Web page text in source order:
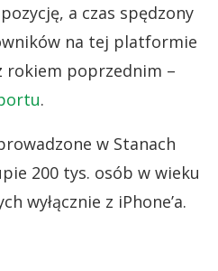
a czas spędzony
na tej platformie
rokiem poprzednim –
.
w Stanach
200 tys. osób w wieku
wyłącznie z iPhone’a.